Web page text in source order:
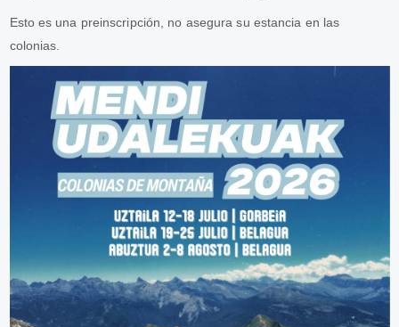
Esto es una preinscripción, no asegura su estancia en las
colonias.